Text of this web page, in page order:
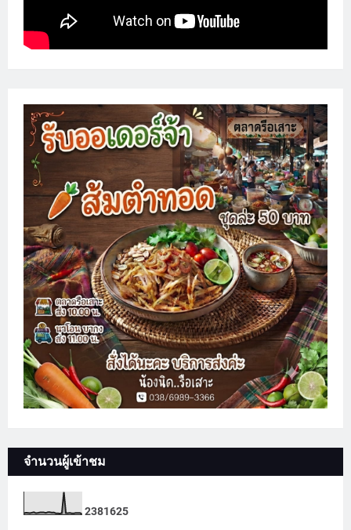
จำนวนผู้เข้าชม
2381625